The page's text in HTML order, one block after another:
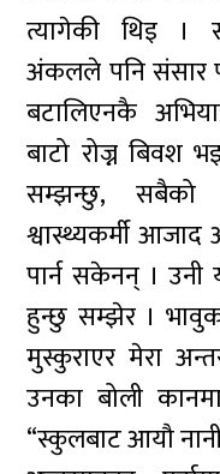
त्यागेकी थिइ ।
अंकलले पनि संसार
बटालिएनकै
बाटो रोज्न बिवश
सम्झन्छु, सबैको
श्वास्थ्यकर्मी
पार्न सकेनन् ।
हुन्छु सम्झेर ।
मुस्कुराएर मेरा
उनका बोली
“स्कुलबाट आयौ